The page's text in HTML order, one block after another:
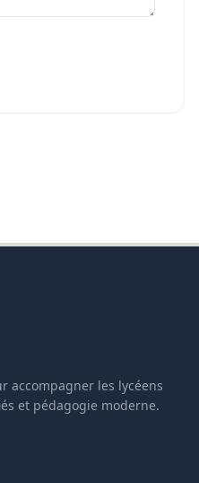
accompagner les lycéens
et pédagogie moderne.